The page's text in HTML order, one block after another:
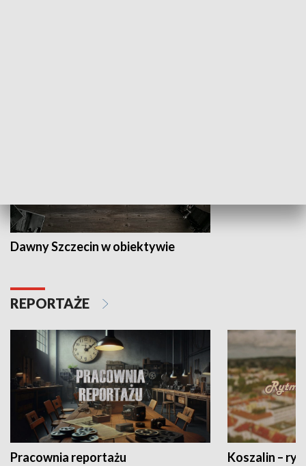
Dawny Szczecin w obiektywie
REPORTAŻE
Pracownia reportażu Koszalin –